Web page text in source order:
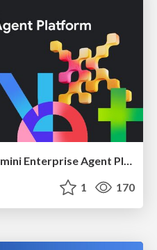
AI ネイティブな組織に Gemini Enterprise Agent Platform がなぜ必要なのか
1 170